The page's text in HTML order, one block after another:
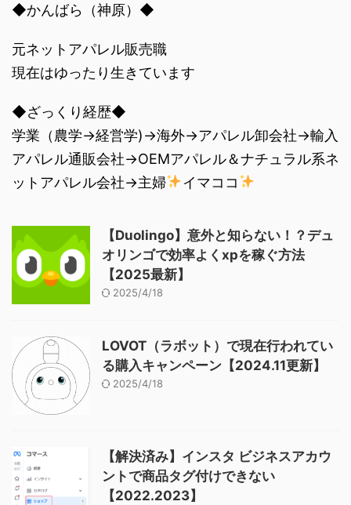
◆かんばら（神原）◆
元ネットアパレル販売職
現在はゆったり生きています
◆ざっくり経歴◆
学業（農学→経営学)→海外→アパレル卸会社→輸入
アパレル通販会社→OEMアパレル＆ナチュラル系ネ
ットアパレル会社→主婦
イマココ
【Duolingo】意外と知らない！？デュ
オリンゴで効率よくxpを稼ぐ方法
【2025最新】
2025/4/18
LOVOT（ラボット）で現在行われてい
る購入キャンペーン【2024.11更新】
2025/4/18
【解決済み】インスタ ビジネスアカウ
ントで商品タグ付けできない
【2022.2023】